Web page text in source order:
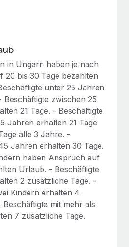
für globale HR & Compliance
Screening
und Verfolgung von IT-
Gründung von
und KI-Automatisierung
Weaviate sein Team mit
vergrößert
Weaviate entwickelt KI-basierte
Das...
zwischen
Remote für Contractor
Payroll
Blick Das Gesundheits- und
Tech hat das globale...
und Qualifikationen
in Ungarn haben je nach
20 bis 30 Tage bezahlten
unter 25 Jahren
Beschäftigte zwischen 25
21 Tage. - Beschäftigte
Jahren erhalten 21 Tage
alle 3 Jahre. -
Jahren erhalten 30 Tage.
haben Anspruch auf
Urlaub. - Beschäftigte
2 zusätzliche Tage. -
Kindern erhalten 4
mit mehr als
7 zusätzliche Tage.